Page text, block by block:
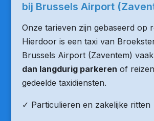
bij Brussels Airport
Onze tarieven zijn gebaseerd op
Hierdoor is een taxi van
Brussels Airport (Zaventem) vaak
dan langdurig parkeren of
gedeelde taxidiensten.
✓ Particulieren en zakelijke ritten